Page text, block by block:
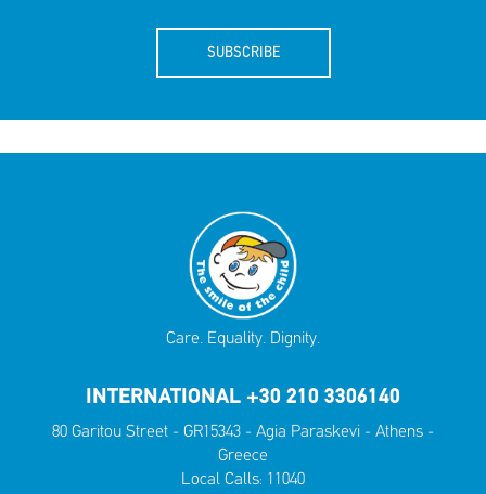
SUBSCRIBE
Care. Equality. Dignity.
INTERNATIONAL +30 210 3306140
80 Garitou Street - GR15343 - Agia Paraskevi - Athens -
Greece
Local Calls: 11040